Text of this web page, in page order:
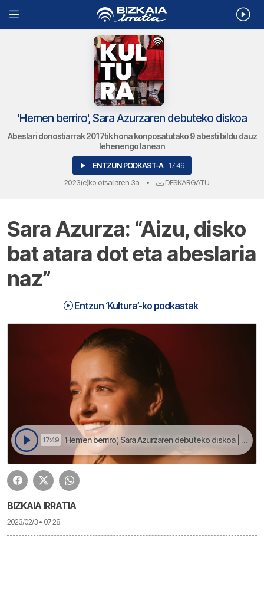
'Hemen berriro', Sara Azurzaren debuteko diskoa
Abeslari donostiarrak 2017tik hona konposatutako 9 abesti bildu dauz
lehenengo lanean
ENTZUN PODKAST-A | 17:49
2023(e)ko otsailaren 3a • DESKARGATU
Sara Azurza: “Aizu, disko
bat atara dot eta abeslaria
naz”
Entzun ‘Kultura’-ko podkastak
17:49 'Hemen berriro', Sara Azurzaren debuteko diskoa | Kultura
BIZKAIA IRRATIA
2023/02/3 • 07:28